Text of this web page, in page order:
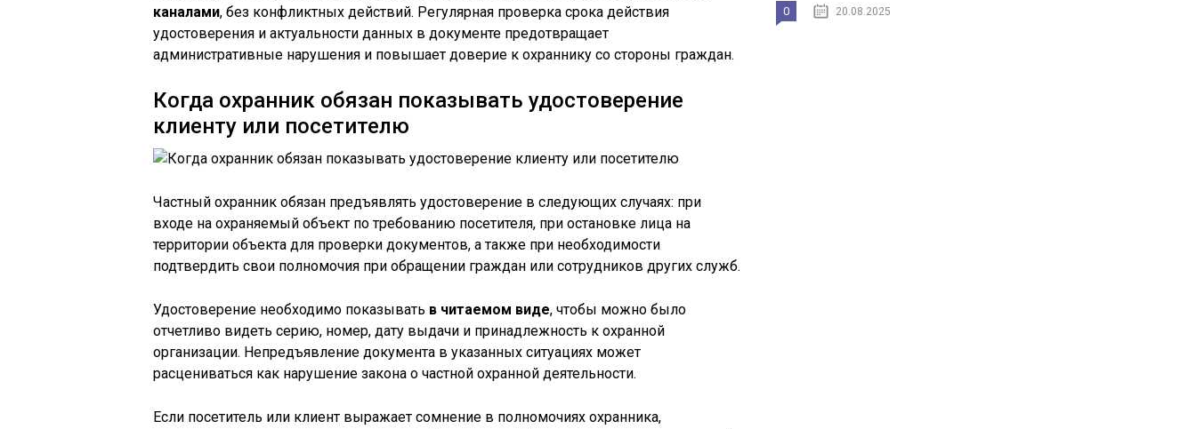
каналами, без конфликтных действий. Регулярная проверка срока действия
удостоверения и актуальности данных в документе предотвращает
административные нарушения и повышает доверие к охраннику со стороны граждан.
Когда охранник обязан показывать удостоверение
клиенту или посетителю
Частный охранник обязан предъявлять удостоверение в следующих случаях: при
входе на охраняемый объект по требованию посетителя, при остановке лица на
территории объекта для проверки документов, а также при необходимости
подтвердить свои полномочия при обращении граждан или сотрудников других служб.
Удостоверение необходимо показывать в читаемом виде, чтобы можно было
отчетливо видеть серию, номер, дату выдачи и принадлежность к охранной
организации. Непредъявление документа в указанных ситуациях может
расцениваться как нарушение закона о частной охранной деятельности.
Если посетитель или клиент выражает сомнение в полномочиях охранника,
0 20.08.2025